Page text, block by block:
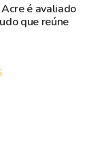
é avaliado
que reúne